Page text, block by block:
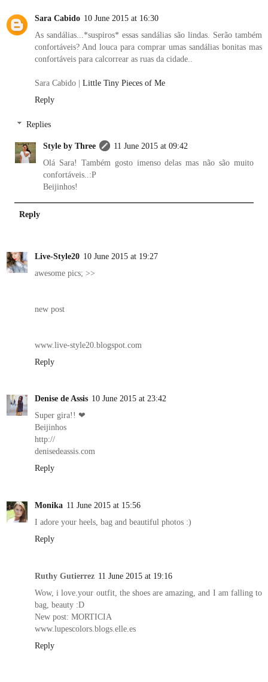
Sara Cabido 10 June 2015 at 16:30
As sandálias...*suspiros* essas sandálias são lindas. Serão também
confortáveis? And louca para comprar umas sandálias bonitas mas
confortáveis para calcorrear as ruas da cidade..
Sara Cabido | Little Tiny Pieces of Me
Reply
Replies
Style by Three
11 June 2015 at 09:42
Olá Sara! Também gosto imenso delas mas não são muito
confortáveis..:P
Beijinhos!
Reply
Live-Style20 10 June 2015 at 19:27
awesome pics; >>
new post
www.live-style20.blogspot.com
Reply
Denise de Assis 10 June 2015 at 23:42
Super gira!! ❤
Beijinhos
http://
denisedeassis.com
Reply
Monika 11 June 2015 at 15:56
I adore your heels, bag and beautiful photos :)
Reply
Ruthy Gutierrez 11 June 2015 at 19:16
Wow, i love.your outfit, the shoes are amazing, and I am falling to
bag, beauty :D
New post: MORTICIA
www.lupescolors.blogs.elle.es
Reply